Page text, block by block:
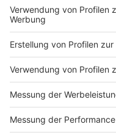
Briefmarke, die
wurde?
Sebastian
"Zwanzig nach
Antwort: Kellner
Thorsten Fischer:
Hauptstadt Berlin
so groß wie
Antwort: New